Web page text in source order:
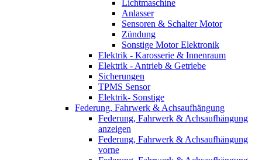
Lichtmaschine
Anlasser
Sensoren & Schalter Motor
Zündung
Sonstige Motor Elektronik
Elektrik - Karosserie & Innenraum
Elektrik - Antrieb & Getriebe
Sicherungen
TPMS Sensor
Elektrik- Sonstige
Federung, Fahrwerk & Achsaufhängung
Federung, Fahrwerk & Achsaufhängung
anzeigen
Federung, Fahrwerk & Achsaufhängung
vorne